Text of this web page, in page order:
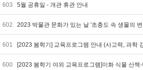
603 5월 공휴일 - 개관 휴관 안내
602 2023 박물관 문화가 있는 날 '초충도 속 생물의
601 [2023 봄학기] 교육프로그램 안내 (사고력, 과학
600 [2023 봄학기 야외 교육프로그램]이화 식물 산책